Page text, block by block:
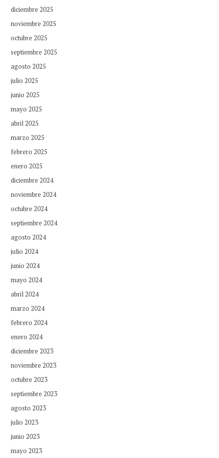
diciembre 2025
noviembre 2025
octubre 2025
septiembre 2025
agosto 2025
julio 2025
junio 2025
mayo 2025
abril 2025
marzo 2025
febrero 2025
enero 2025
diciembre 2024
noviembre 2024
octubre 2024
septiembre 2024
agosto 2024
julio 2024
junio 2024
mayo 2024
abril 2024
marzo 2024
febrero 2024
enero 2024
diciembre 2023
noviembre 2023
octubre 2023
septiembre 2023
agosto 2023
julio 2023
junio 2023
mayo 2023